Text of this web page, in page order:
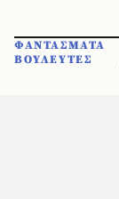
ΦΑΝΤΑΣΜΑΤΑ
ΒΟΥΛΕΥΤΕΣ